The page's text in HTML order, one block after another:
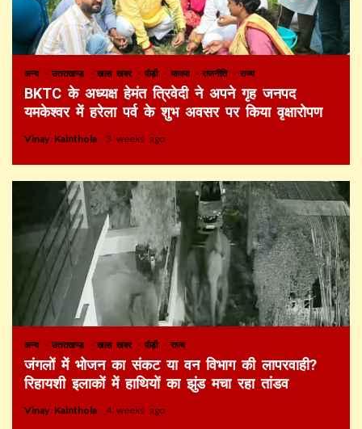
अन्य उत्तराखण्ड खास खबर पौड़ी भाजपा राजनीति राज्य
BKTC के अध्यक्ष हेमंत त्रिवेदी ने अपने गृह जनपद
यमकेश्वर में हरेला पर्व के शुभ अवसर पर किया वृक्षारोपण
Vinay Kainthola 3 weeks ago
अन्य उत्तराखण्ड खास खबर पौड़ी राज्य
जंगलों में भोजन का संकट या वन विभाग की लापरवाही?
रिहायशी इलाकों में हाथियों का झुंड मचा रहा तांडव
Vinay Kainthola 4 weeks ago